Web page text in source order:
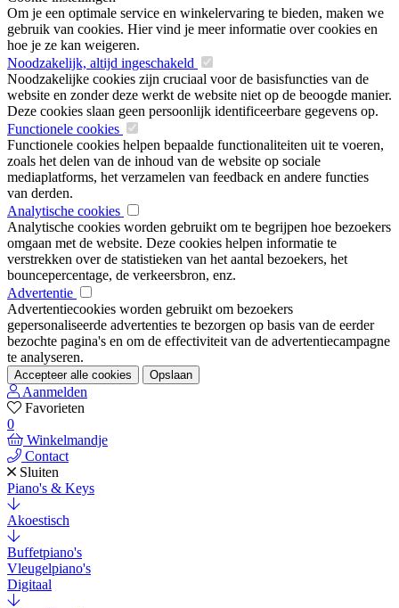
Om je een optimale service en winkelervaring te bieden, maken we
gebruik van cookies. Hier vind je meer informatie over cookies en
hoe je ze kan weigeren.
Noodzakelijk, altijd ingeschakeld
Noodzakelijke cookies zijn cruciaal voor de basisfuncties van de
website en zonder deze werkt de website niet op de beoogde manier.
Deze cookies slaan geen persoonlijk identificeerbare gegevens op.
Functionele cookies
Functionele cookies helpen bepaalde functionaliteiten uit te voeren,
zoals het delen van de inhoud van de website op sociale
mediaplatforms, het verzamelen van feedback en andere functies
van derden.
Analytische cookies
Analytische cookies worden gebruikt om te begrijpen hoe bezoekers
omgaan met de website. Deze cookies helpen informatie te
verstrekken over de statistieken van het aantal bezoekers, het
bouncepercentage, de verkeersbron, enz.
Advertentie
Advertentiecookies worden gebruikt om bezoekers
gepersonaliseerde advertenties te bezorgen op basis van de eerder
bezochte pagina's en om de effectiviteit van de advertentiecampagne
te analyseren.
Accepteer alle cookies Opslaan
Aanmelden
Favorieten
0
Winkelmandje
Contact
Sluiten
Piano's & Keys
Akoestisch
Buffetpiano's
Vleugelpiano's
Digitaal